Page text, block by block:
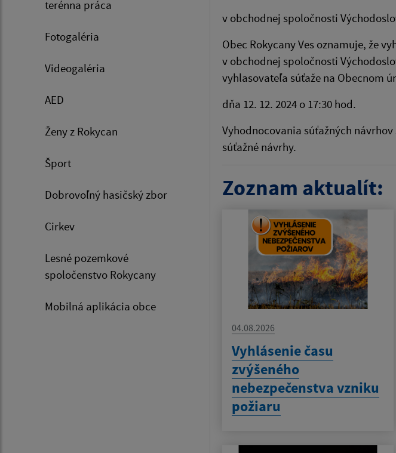
terénna práca
Fotogaléria
Videogaléria
AED
Ženy z Rokycan
Šport
Dobrovoľný hasičský zbor
Cirkev
Lesné pozemkové
spoločenstvo Rokycany
Mobilná aplikácia obce
v obchodnej spoločnosti
Obec Rokycany Ves oznamuje, že
v obchodnej spoločnosti
vyhlasovateľa súťaže na Obecnom
dňa 12. 12. 2024 o 17:30 hod.
Vyhodnocovania súťažných
súťažné návrhy.
Zoznam aktualít:
04.08.2026
Vyhlásenie času
zvýšeného
nebezpečenstva vzniku
požiaru